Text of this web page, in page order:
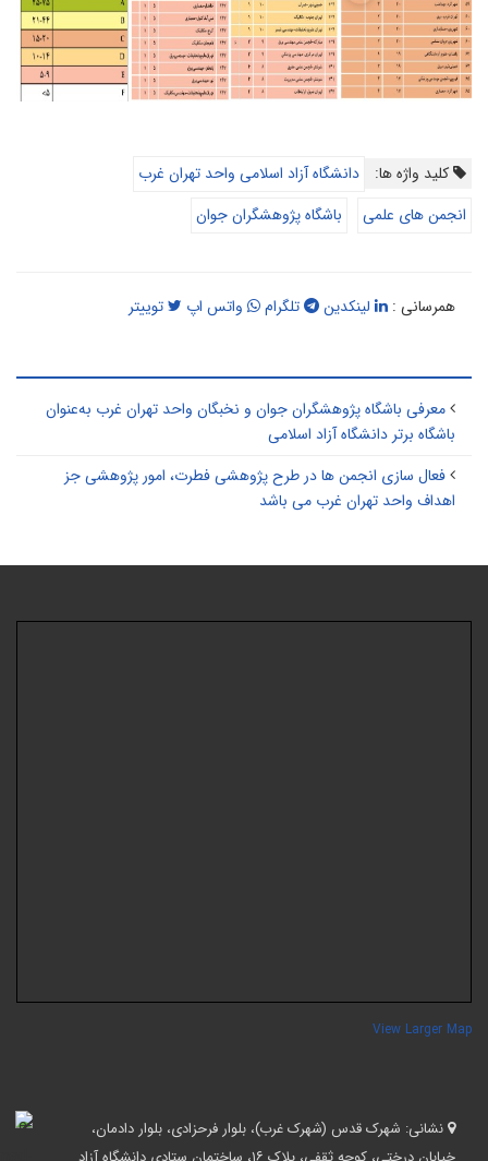
کلید واژه ها:
دانشگاه آزاد اسلامی واحد تهران غرب
انجمن های علمی
باشگاه پژوهشگران جوان
همرسانی : لینکدین تلگرام واتس اپ توییتر
معرفی باشگاه پژوهشگران جوان و نخبگان واحد تهران غرب به‌عنوان
باشگاه برتر دانشگاه آزاد اسلامی
فعال سازی انجمن ها در طرح پژوهشی فطرت، امور پژوهشی جز
اهداف واحد تهران غرب می باشد
View Larger
نشانی:شهرک قدس (شهرک غرب)، بلوار فرحزادی، بلوار دادمان،